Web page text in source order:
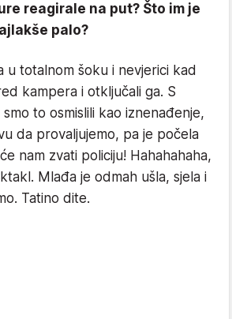
reagirale na put? Što im je
palo?
u totalnom šoku i nevjerici kad
kampera i otključali ga. S
to osmislili kao iznenađenje,
da provaljujemo, pa je počela
nam zvati policiju! Hahahahaha,
Mlađa je odmah ušla, sjela i
Tatino dite.